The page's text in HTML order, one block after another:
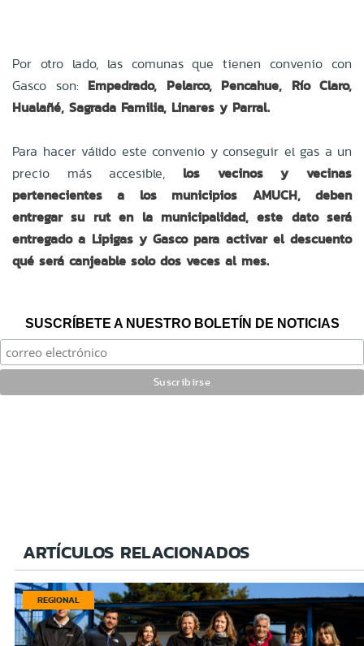
Por otro lado, las comunas que tienen convenio con
Gasco son: Empedrado, Pelarco, Pencahue, Río Claro,
Hualañé, Sagrada Familia, Linares y Parral.
Para hacer válido este convenio y conseguir el gas a un
precio más accesible, los vecinos y vecinas
pertenecientes a los municipios AMUCH, deben
entregar su rut en la municipalidad, este dato será
entregado a Lipigas y Gasco para activar el descuento
qué será canjeable solo dos veces al mes.
SUSCRÍBETE A NUESTRO BOLETÍN DE NOTICIAS
ARTÍCULOS RELACIONADOS
REGIONAL